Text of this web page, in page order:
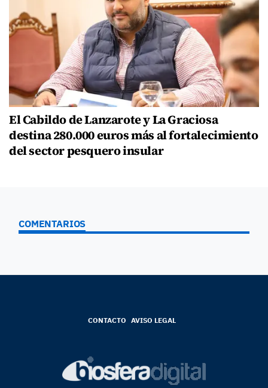
El Cabildo de Lanzarote y La Graciosa
destina 280.000 euros más al fortalecimiento
del sector pesquero insular
COMENTARIOS
CONTACTO AVISO LEGAL